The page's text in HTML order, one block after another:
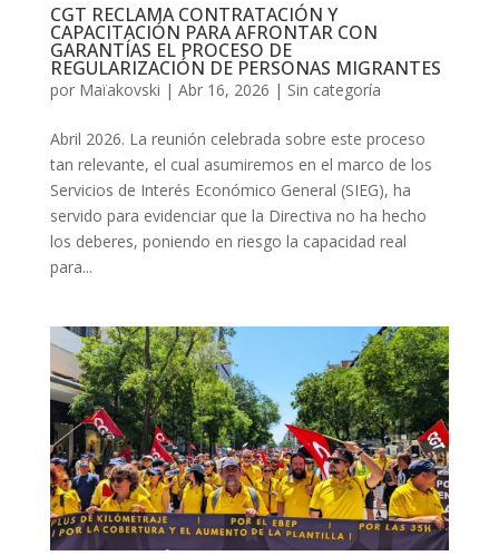
CGT RECLAMA CONTRATACIÓN Y
CAPACITACIÓN PARA AFRONTAR CON
GARANTÍAS EL PROCESO DE
REGULARIZACIÓN DE PERSONAS MIGRANTES
por Maïakovski | Abr 16, 2026 | Sin categoría
Abril 2026. La reunión celebrada sobre este proceso
tan relevante, el cual asumiremos en el marco de los
Servicios de Interés Económico General (SIEG), ha
servido para evidenciar que la Directiva no ha hecho
los deberes, poniendo en riesgo la capacidad real
para...